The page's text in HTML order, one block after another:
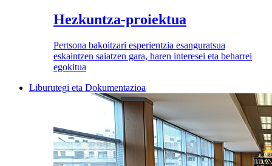
Hezkuntza-proiektua
Pertsona bakoitzari esperientzia esanguratsua
eskaintzen saiatzen gara, haren interesei eta beharrei
egokitua
Liburutegi eta Dokumentazioa